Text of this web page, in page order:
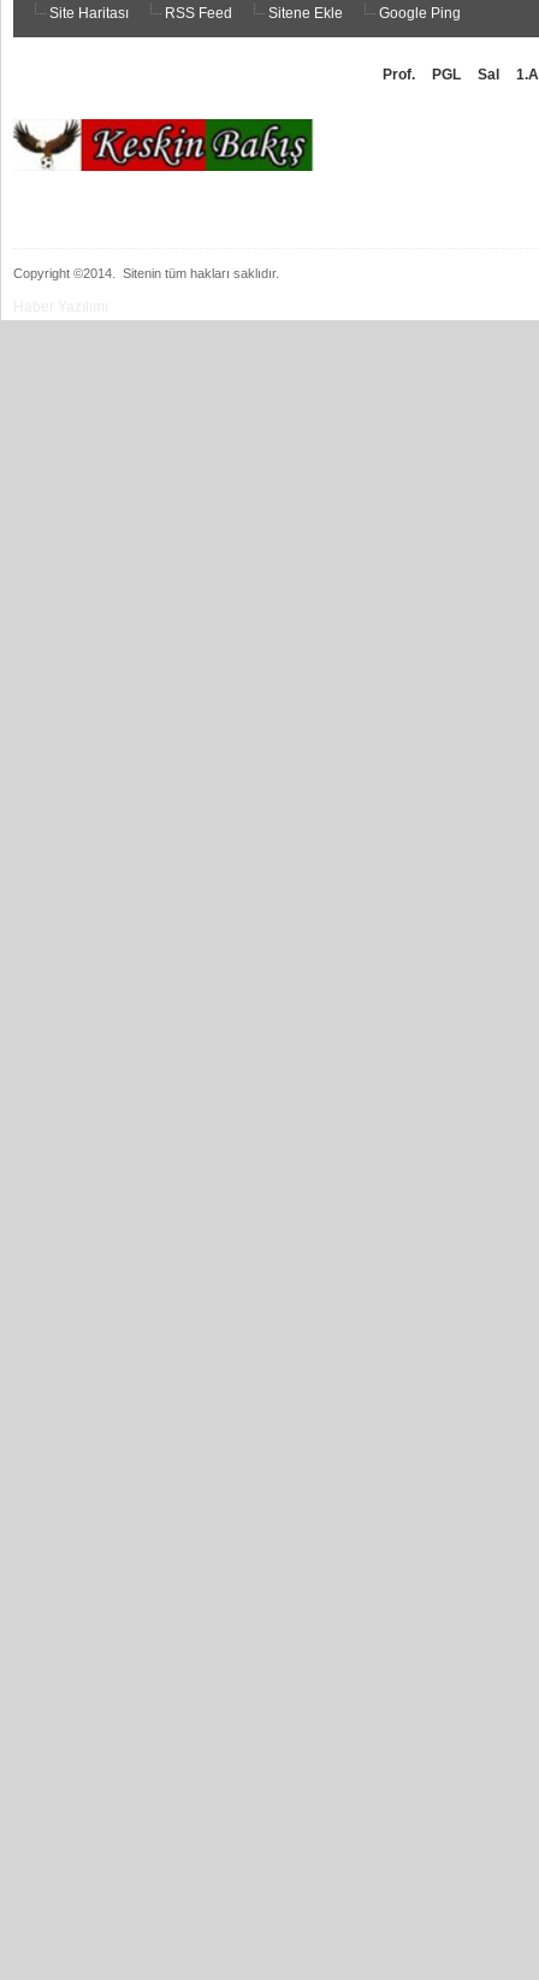
Site Haritası RSS Feed Sitene Ekle Google Ping
Prof. PGL Sal 1.A
Copyright ©2014. Sitenin tüm hakları saklıdır.